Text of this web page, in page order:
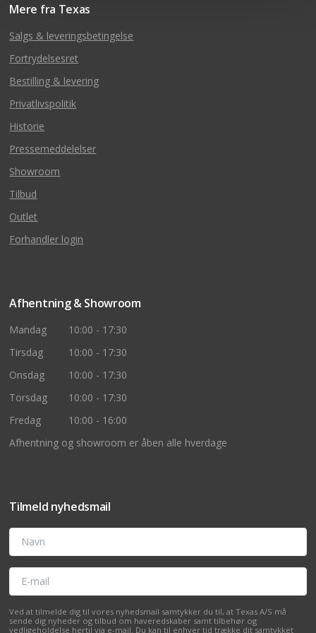
Mere fra Texas
Salgs & leveringsbetingelse
Fortrydelsesret
Bestilling & levering
Privatlivspolitik
Historie
Pressemeddelelser
Showroom
Tilbud
Outlet
Forhandler login
Afhentning & Showroom
Mandag
10:00 - 17:30
Tirsdag
10:00 - 17:30
Onsdag
10:00 - 17:30
Torsdag
10:00 - 17:30
Fredag
10:00 - 16:00
Afhentning og showroom er åben alle hverdage
Tilmeld nyhedsmail
Navn
E-mail
Ved at tilmelde dig til vores nyhedsmail samtykker du til, at Texas A/S må
sende dig nyheder og tilbud om haveredskaber samt tilbehør og
vedligeholdelse hertil via e-mail. Du kan til enhver tid trække dit samtykket